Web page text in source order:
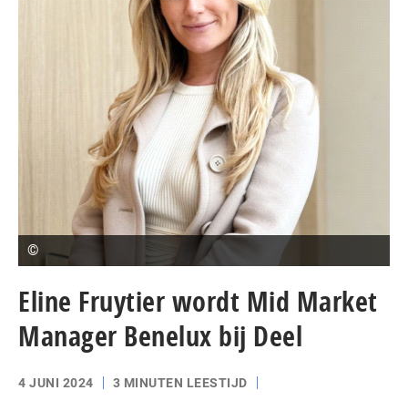
©
Eline Fruytier wordt Mid Market
Manager Benelux bij Deel
4 JUNI 2024
3 MINUTEN LEESTIJD